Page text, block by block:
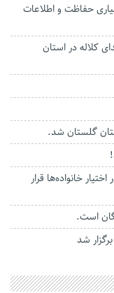
حفاظت و اطلاعات
کلاله در استان
خانواده‌ها قرار
است.
شد